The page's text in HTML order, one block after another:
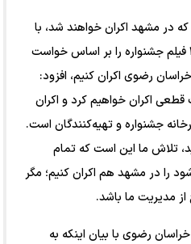
در مشهد اکران خواهند شد، با
اشاره به اینکه سال گذشته تنها ۲ فیلم جشنواره را بر اساس خواست
رضوی اکران کنیم، افزود:
به صورت قطعی اکران خواهیم کرد و اکران
جشنواره و تهیه‌کنندگان است.
تلاش ما این است که تمام
را در مشهد هم اکران کنیم؛ مگر
مدیریت ما باشد.
رضوی با بیان اینکه به